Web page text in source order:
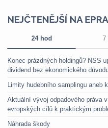
NEJČTENĚJŠÍ NA
24 hod 7
Konec prázdných holdingů? NSS
dividend bez ekonomického
Limity hudebního samplingu aneb
Aktuální vývoj odpadového práva
evropských cílů k praktickým
Náhrada škody